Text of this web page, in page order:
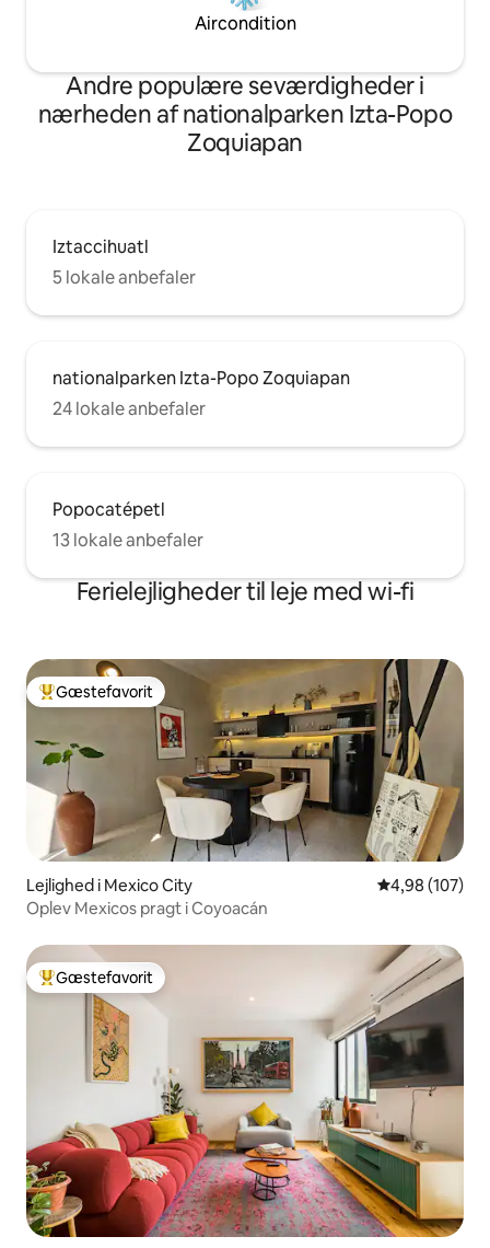
Aircondition
Andre populære seværdigheder i
nærheden af nationalparken Izta-Popo
Zoquiapan
Iztaccihuatl
5 lokale anbefaler
nationalparken Izta-Popo Zoquiapan
24 lokale anbefaler
Popocatépetl
13 lokale anbefaler
Ferielejligheder til leje med wi-fi
Bedste gæstefavorit
Gæstefavorit
Lejlighed i Mexico City 4,98 ud af 5 i
4,98 (107)
Oplev Mexicos pragt i Coyoacán
Bedste gæstefavorit
Gæstefavorit